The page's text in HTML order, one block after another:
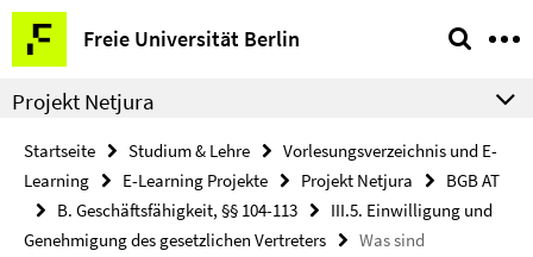
Springe
direkt
zu
Inhalt
Freie Universität Berlin
Service-
Navigation
Projekt Netjura
Startseite Studium & Lehre
Vorlesungsverzeichnis und E-
Learning
E-Learning Projekte Projekt Netjura
BGB AT
B. Geschäftsfähigkeit, §§ 104-113
III.5. Einwilligung und
Genehmigung des gesetzlichen Vertreters
Was sind